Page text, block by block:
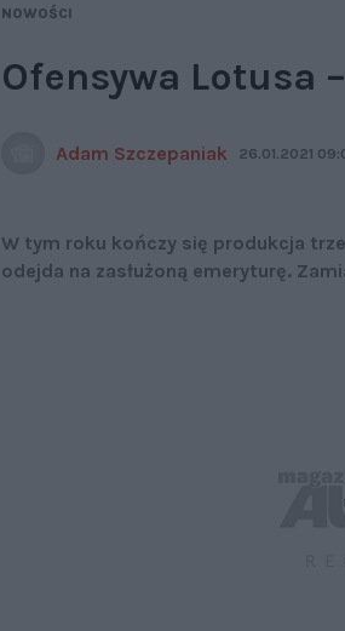
NOWOŚCI
Ofensywa Lotusa
Adam Szczepaniak 26.01.2021
W tym roku kończy się produkcja
odejda na zasłużoną emeryturę.